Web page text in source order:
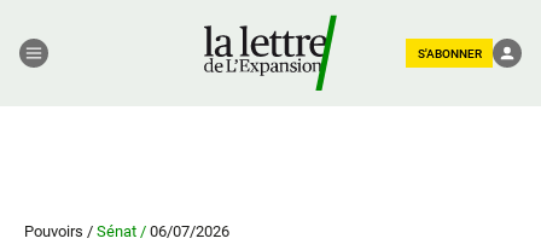
S'ABONNER
Pouvoirs / Sénat / 06/07/2026